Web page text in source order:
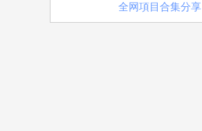
全网項目合集分享